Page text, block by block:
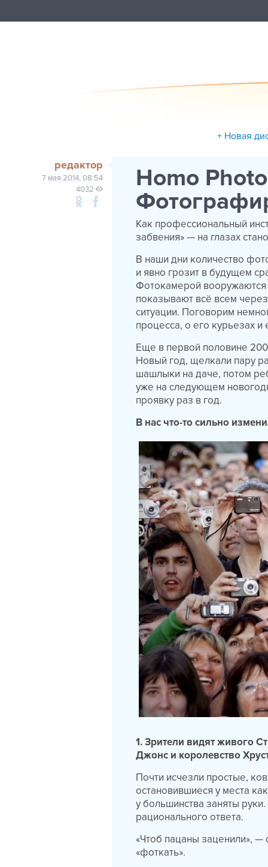
+ Новая
редактор
7 мая 2014, 08:54
4032
Homo
Как профессиональный
забвения» — на глазах
В наши дни количество
и явно грозит в будущем
Фотокамерой
показывают всё всем
ситуации. Поговорим
процесса, о его курьезах
Еще в первой половине
Новый год, щелкали пару
шашлыки на даче, потом
уже на следующем
проявку раз в год.
В нас что-то сильно
1. Зрители видят живого
Джонс и королевство
Почти исчезли простые,
остановившиеся у места
у большинства заняты
рационального ответа.
«Чтоб пацаны заценили», —
«фоткать».